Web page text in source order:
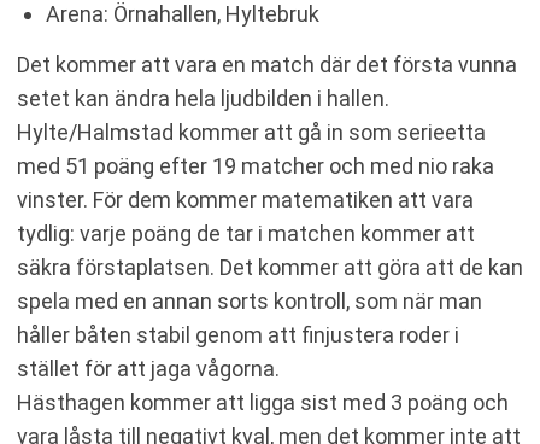
Arena: Örnahallen, Hyltebruk
Det kommer att vara en match där det första vunna
setet kan ändra hela ljudbilden i hallen.
Hylte/Halmstad kommer att gå in som serieetta
med 51 poäng efter 19 matcher och med nio raka
vinster. För dem kommer matematiken att vara
tydlig: varje poäng de tar i matchen kommer att
säkra förstaplatsen. Det kommer att göra att de kan
spela med en annan sorts kontroll, som när man
håller båten stabil genom att finjustera roder i
stället för att jaga vågorna.
Hästhagen kommer att ligga sist med 3 poäng och
vara låsta till negativt kval, men det kommer inte att